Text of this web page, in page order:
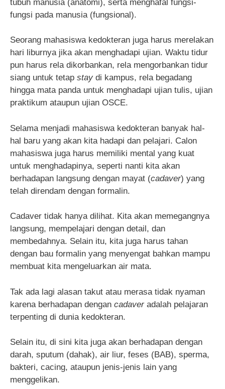
tubuh manusia (anatomi), serta menghafal fungsi-
fungsi pada manusia (fungsional).
Seorang mahasiswa kedokteran juga harus merelakan
hari liburnya jika akan menghadapi ujian. Waktu tidur
pun harus rela dikorbankan, rela mengorbankan tidur
siang untuk tetap stay di kampus, rela begadang
hingga mata panda untuk menghadapi ujian tulis, ujian
praktikum ataupun ujian OSCE.
Selama menjadi mahasiswa kedokteran banyak hal-
hal baru yang akan kita hadapi dan pelajari. Calon
mahasiswa juga harus memiliki mental yang kuat
untuk menghadapinya, seperti nanti kita akan
berhadapan langsung dengan mayat (cadaver) yang
telah direndam dengan formalin.
Cadaver tidak hanya dilihat. Kita akan memegangnya
langsung, mempelajari dengan detail, dan
membedahnya. Selain itu, kita juga harus tahan
dengan bau formalin yang menyengat bahkan mampu
membuat kita mengeluarkan air mata.
Tak ada lagi alasan takut atau merasa tidak nyaman
karena berhadapan dengan cadaveradalah pelajaran
terpenting di dunia kedokteran.
Selain itu, di sini kita juga akan berhadapan dengan
darah, sputum (dahak), air liur, feses (BAB), sperma,
bakteri, cacing, ataupun jenis-jenis lain yang
menggelikan.